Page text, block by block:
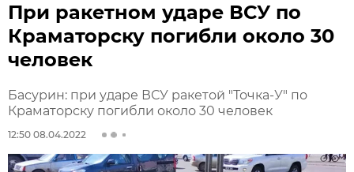
При ракетном ударе ВСУ по
Краматорску погибли около 30
человек
Басурин: при ударе ВСУ ракетой "Точка-У" по
Краматорску погибли около 30 человек
12:50 08.04.2022